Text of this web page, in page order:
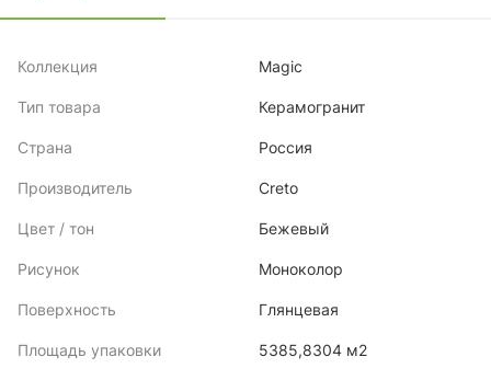
Коллекция Magic
Тип товара Керамогранит
Страна Россия
Производитель Creto
Цвет / тон Бежевый
Рисунок Моноколор
Поверхность Глянцевая
Площадь упаковки 5385,8304 м2